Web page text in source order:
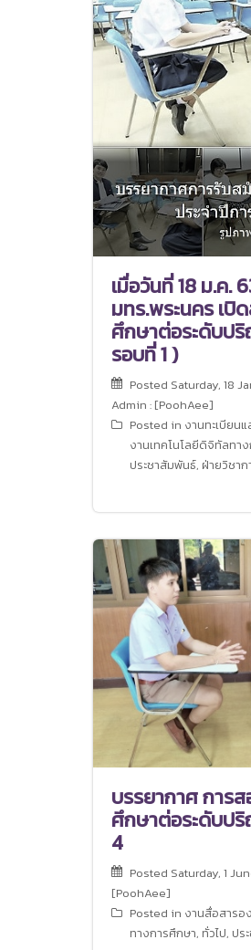
เมื่อวันที่ 18 ม.ค.
มทร.พระนคร เปิ
ศึกษาต่อระดับป
รอบที่ 1 )
Posted Saturday, 18
Admin : [PoohAee]
Posted in งานทะเบียน
งานเทคโนโลยีดิจิทัลทา
ประชาสัมพันธ์, ฝ่ายวิชาก
บรรยากาศ การ
ศึกษาต่อระดับป
4
Posted Saturday, 1
[PoohAee]
Posted in งานสื่อสารอ
ทางการศึกษา, ทั่วไป, ปร